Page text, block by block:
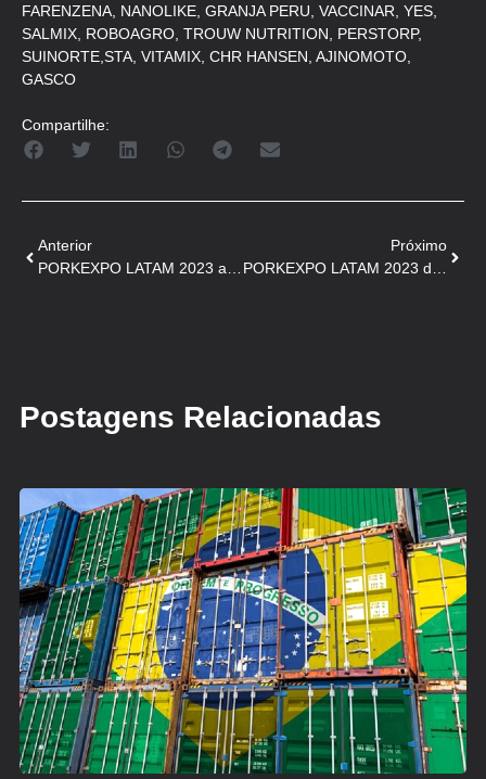
FARENZENA, NANOLIKE, GRANJA PERU, VACCINAR, YES,
SALMIX, ROBOAGRO, TROUW NUTRITION, PERSTORP,
SUINORTE,STA, VITAMIX, CHR HANSEN, AJINOMOTO,
GASCO
Compartilhe:
Anterior
PORKEXPO LATAM 2023 apresenta o ‘Rei’ da franquia ‘Porks – Porco & Chope’!
Próximo
PORKEXPO LATAM 2023 divulga o programa completo de atividades
Postagens Relacionadas